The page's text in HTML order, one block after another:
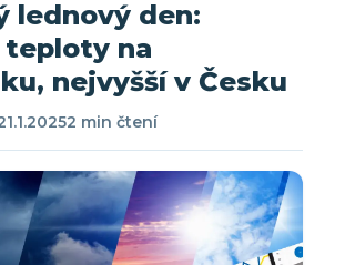
lednový den:
teploty na
nejvyšší v Česku
2 min čtení